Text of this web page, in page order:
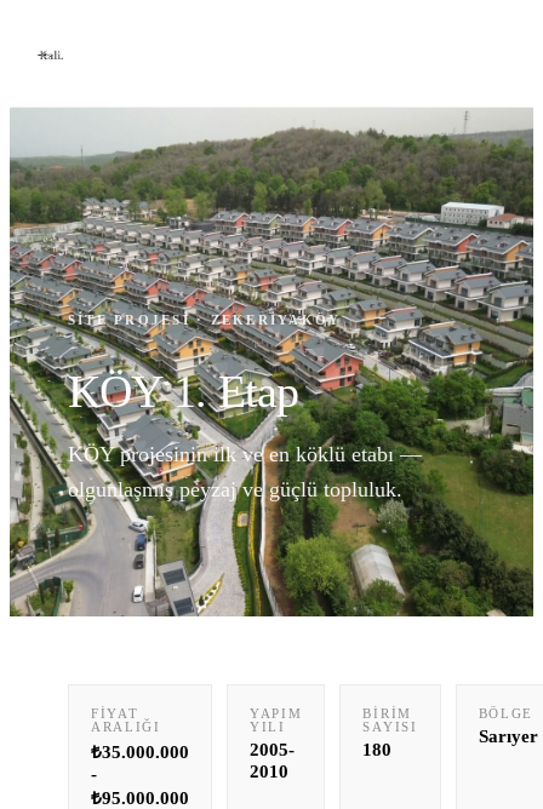
SITE PROJESI · ZEKERIYAKÖY
KÖY 1. Etap
KÖY projesinin ilk ve en köklü etabı —
olgunlaşmış peyzaj ve güçlü topluluk.
FIYAT
ARALIĞI
₺35.000.000
-
₺95.000.000
YAPIM
YILI
2005-
2010
BIRIM
SAYISI
180
BÖLGE
Sarıyer